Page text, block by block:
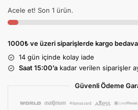
Acele et! Son 1 ürün.
1000₺ ve üzeri siparişlerde kargo
14 gün içinde kolay iade
Saat 15:00’a kadar verilen siparişler
Güvenli Ödeme